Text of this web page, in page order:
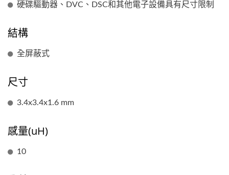
硬碟驅動器、DVC、DSC和其他電子設備具有尺寸限制
結構
全屏蔽式
尺寸
3.4x3.4x1.6 mm
感量(uH)
10